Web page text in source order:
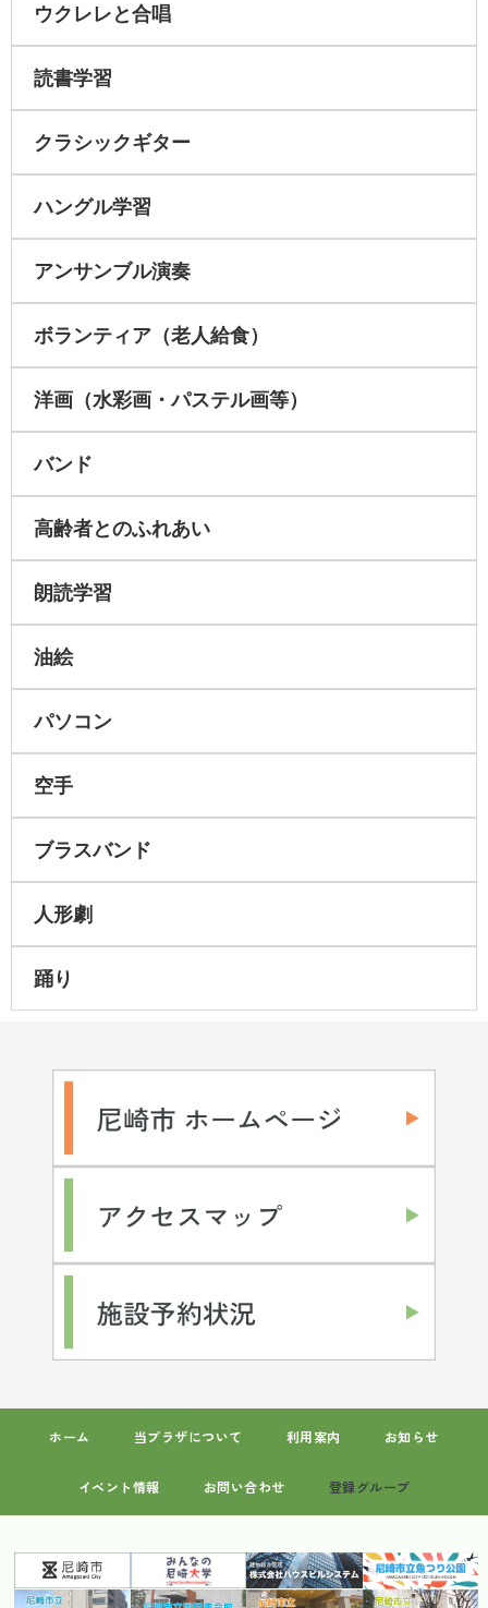
ウクレレと合唱
読書学習
クラシックギター
ハングル学習
アンサンブル演奏
ボランティア（老人給食）
洋画（水彩画・パステル画等）
バンド
高齢者とのふれあい
朗読学習
油絵
パソコン
空手
ブラスバンド
人形劇
踊り
ホーム 当プラザについて 利用案内 お知らせ
イベント情報 お問い合わせ 登録グループ